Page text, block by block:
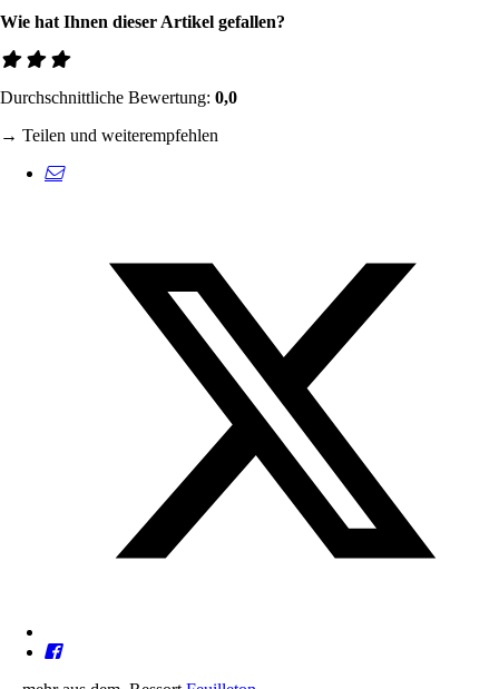
Wie hat Ihnen dieser Artikel gefallen?
Durchschnittliche Bewertung: 0,0
→ Teilen und weiterempfehlen